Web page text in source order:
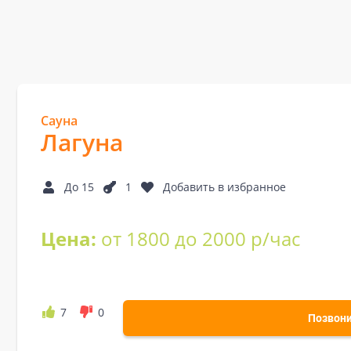
Сауна
Лагуна
До 15 1 Добавить в избранное
Цена: от 1800 до 2000 р/час
7 0